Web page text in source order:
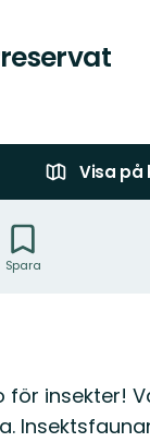
Visa på
Spara
insekter!